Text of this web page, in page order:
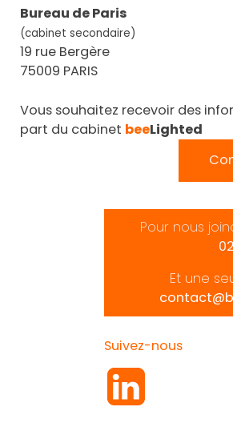
Bureau de Paris
(cabinet secondaire)
19 rue Bergère
75009 PARIS
Vous souhaitez recevoir des
part du cabinet beeLighted
Pour nous
Et une
Suivez-nous